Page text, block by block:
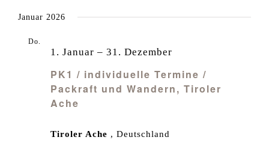
Januar 2026
Do.
PK1 / individuelle Termine /
Packraft und Wandern, Tiroler
Ache
1. Januar – 31. Dezember
Tiroler Ache , Deutschland